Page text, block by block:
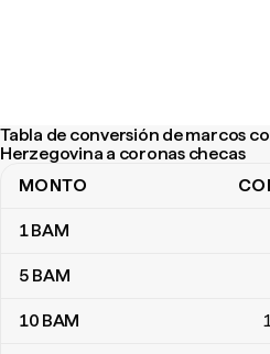
Tabla de conversión de marcos
Herzegovina a coronas checas
Tabla de conversión de marcos
MONTO
1BAM
5 BAM
10 BAM